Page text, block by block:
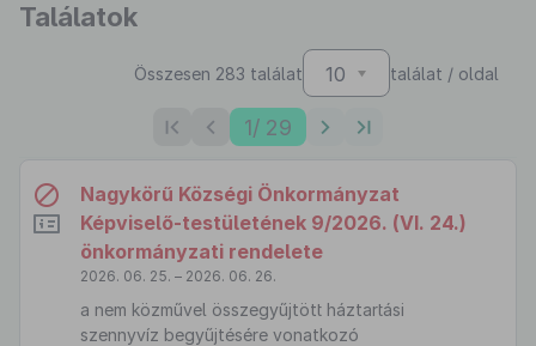
Találatok
Összesen 283 találat 10 találat / oldal
1/ 29
Nagykörű Községi Önkormányzat
Képviselő-testületének 9/2026. (VI. 24.)
önkormányzati rendelete
2026. 06. 25. – 2026. 06. 26.
a nem közművel összegyűjtött háztartási
szennyvíz begyűjtésére vonatkozó